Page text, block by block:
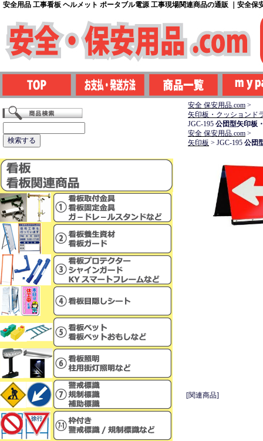
安全用品 工事看板 ヘルメット ポータブル電源 工事現場関連商品の通販 ｜安全保
安全 保安用品.com >
矢印板・クッションド
JGC-195 公団型矢印板
安全 保安用品.com >
矢印板 > JGC-195 公団
[関連商品]